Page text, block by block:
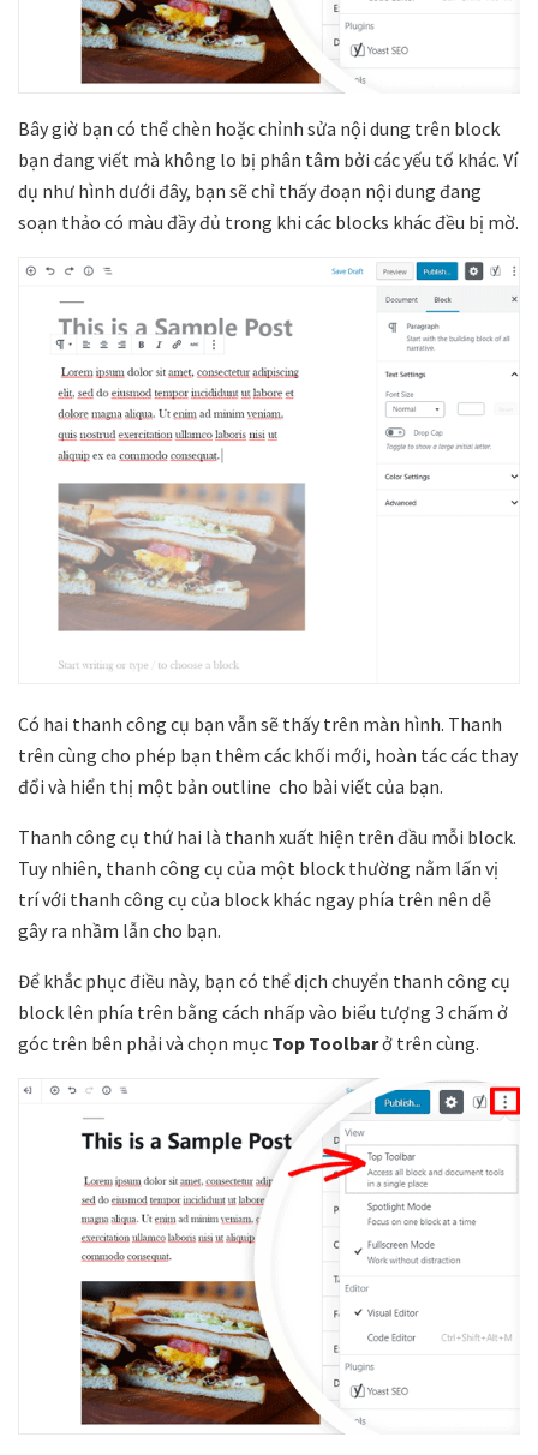
Bây giờ bạn có thể chèn hoặc chỉnh sửa nội dung trên block
bạn đang viết mà không lo bị phân tâm bởi các yếu tố khác. Ví
dụ như hình dưới đây, bạn sẽ chỉ thấy đoạn nội dung đang
soạn thảo có màu đầy đủ trong khi các blocks khác đều bị mờ.
Có hai thanh công cụ bạn vẫn sẽ thấy trên màn hình. Thanh
trên cùng cho phép bạn thêm các khối mới, hoàn tác các thay
đổi và hiển thị một bản outline cho bài viết của bạn.
Thanh công cụ thứ hai là thanh xuất hiện trên đầu mỗi block.
Tuy nhiên, thanh công cụ của một block thường nằm lấn vị
trí với thanh công cụ của block khác ngay phía trên nên dễ
gây ra nhầm lẫn cho bạn.
Để khắc phục điều này, bạn có thể dịch chuyển thanh công cụ
block lên phía trên bằng cách nhấp vào biểu tượng 3 chấm ở
góc trên bên phải và chọn mục Top Toolbarở trên cùng.